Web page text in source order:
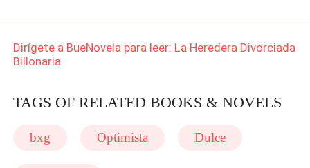
Dirígete a BueNovela para leer: La Heredera Divorciada
Billonaria
TAGS OF RELATED BOOKS & NOVELS
bxg Optimista Dulce